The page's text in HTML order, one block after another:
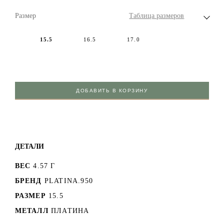
Размер Таблица размеров
15.5 16.5 17.0
ДОБАВИТЬ В КОРЗИНУ
ДЕТАЛИ
ВЕС 4.57 Г
БРЕНД PLATINA.950
РАЗМЕР 15.5
МЕТАЛЛ ПЛАТИНА